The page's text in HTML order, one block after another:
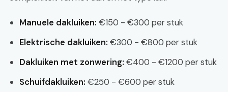
Manuele dakluiken: €150 - €300 per stuk
Elektrische dakluiken: €300 - €800 per stuk
Dakluiken met zonwering: €400 - €1200 per stuk
Schuifdakluiken: €250 - €600 per stuk